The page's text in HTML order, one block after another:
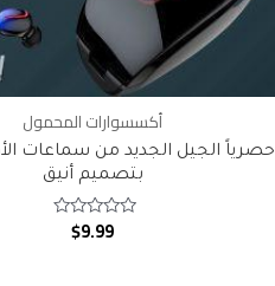
أكسسوارات المحمول
حصرياً الجيل الجديد من سماعات
بتصميم أنيق
Rated
$9.99